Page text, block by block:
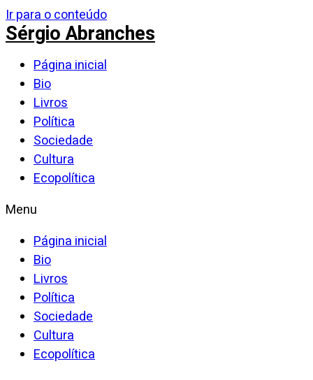
Ir para o conteúdo
Sérgio Abranches
Página inicial
Bio
Livros
Política
Sociedade
Cultura
Ecopolítica
Menu
Página inicial
Bio
Livros
Política
Sociedade
Cultura
Ecopolítica